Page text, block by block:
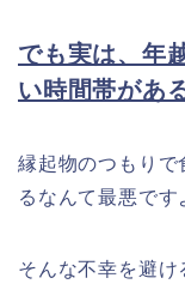
でも実は、年
い時間帯があ
縁起物のつもりで
るなんて最悪です
そんな不幸を避け